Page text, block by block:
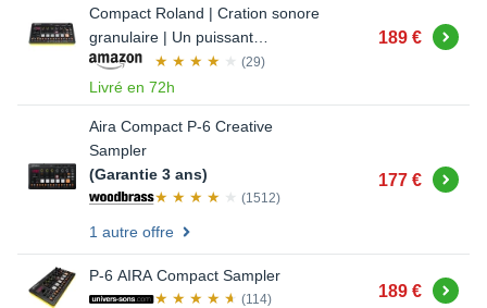
Compact Roland | Cration sonore
granulaire | Un puissant
squenceur | Clavier intgr | Loops
personnalises | Micro intgr |
Boutons d'effets | Connectique
USB-C
(29)
Livré en 72h
189 € Acheter
Aira Compact P-6 Creative
Sampler
(Garantie 3 ans)
(1512)
177 €
1 autre offre
Acheter
P-6 AIRA Compact Sampler
(114) 189 € Acheter